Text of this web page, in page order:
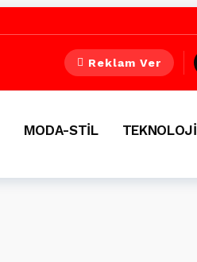
Reklam Ver
MODA-STİL TEKNOLOJİ